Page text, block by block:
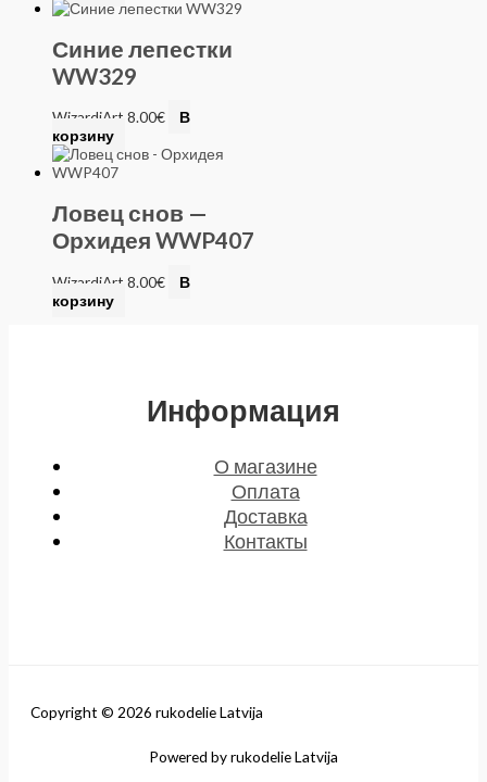
Синие лепестки
WW329
WizardiArt 8.00€
В
корзину
Ловец снов —
Орхидея WWP407
WizardiArt 8.00€
В
корзину
Информация
О магазине
Оплата
Доставка
Контакты
Copyright © 2026 rukodelie Latvija
Powered by rukodelie Latvija